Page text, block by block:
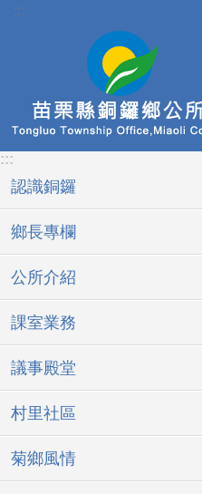
跳到主要內容區塊
:::
:::
認識銅鑼
鄉長專欄
公所介紹
課室業務
議事殿堂
村里社區
菊鄉風情